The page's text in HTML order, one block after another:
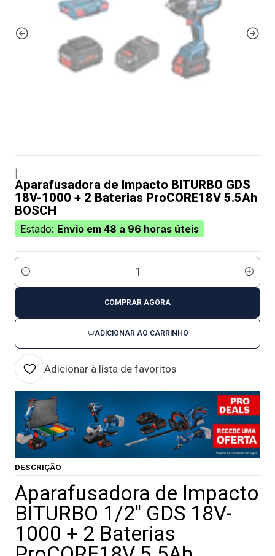
Aparafusadora de Impacto BITURBO GDS
18V-1000 + 2 Baterias ProCORE18V 5.5Ah
BOSCH
Estado: Envio em 48 a 96 horas úteis
Quantidade
ADICIONAR AO CARRINHO
COMPRAR AGORA
Adicionar à lista de favoritos
DESCRIÇÃO
Aparafusadora de Impacto
BITURBO 1/2'' GDS 18V-
1000 + 2 Baterias